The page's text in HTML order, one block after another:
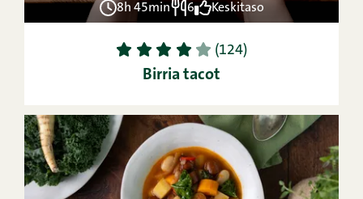
8h 45min 6 Keskitaso
1 2 3 4 5 (124)
Birria tacot